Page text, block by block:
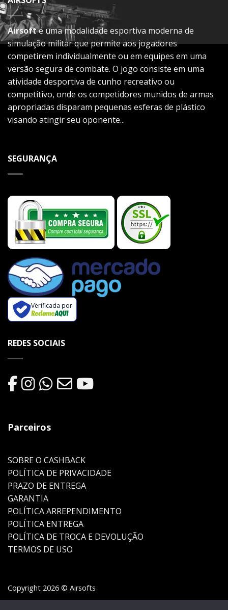
Airsofté uma modalidade esportiva moderna de
simulação militar que permite aos jogadores
competirem individualmente ou em equipes em uma
versão segura de combate. O jogo consiste em uma
atividade desportiva de cunho recreativo ou
competitivo, onde os competidores munidos de armas
apropriadas disparam pequenas esferas de plástico
visando atingir seu oponente...
SEGURANÇA
Verificada por
REDES SOCIAIS
Parceiros
SOBRE O CASHBACK
POLÍTICA DE PRIVACIDADE
PRAZO DE ENTREGA
GARANTIA
POLÍTICA ARREPENDIMENTO
POLÍTICA ENTREGA
POLÍTICA DE TROCA E DEVOLUÇÃO
TERMOS DE USO
Copyright 2026 © Airsofts